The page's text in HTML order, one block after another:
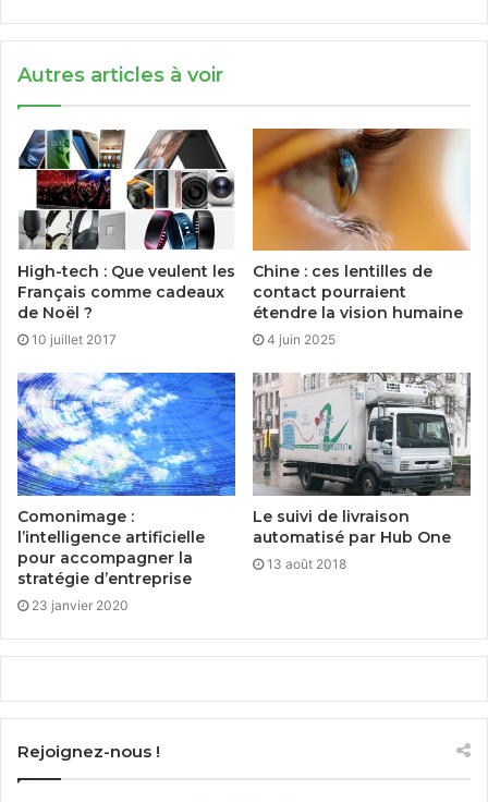
Autres articles à voir
High-tech : Que veulent les
Français comme cadeaux
de Noël ?
10 juillet 2017
Chine : ces lentilles de
contact pourraient
étendre la vision humaine
4 juin 2025
Comonimage :
l’intelligence artificielle
pour accompagner la
stratégie d’entreprise
23 janvier 2020
Le suivi de livraison
automatisé par Hub One
13 août 2018
Rejoignez-nous !